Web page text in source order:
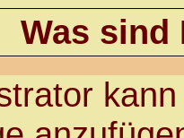
Was sind